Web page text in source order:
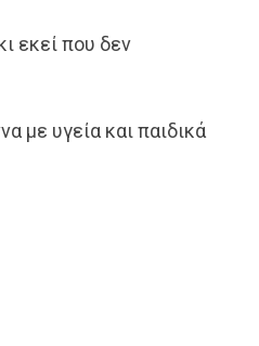
εκεί που δεν
με υγεία και παιδικά